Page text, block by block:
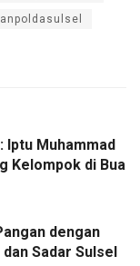
Iptu Muhammad
Kelompok di Bua
dengan
Sadar Sulsel